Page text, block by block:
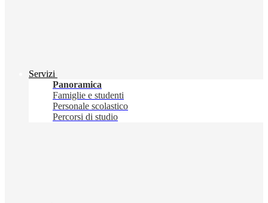
Servizi
Panoramica
Famiglie e studenti
Personale scolastico
Percorsi di studio